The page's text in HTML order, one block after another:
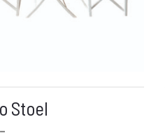
Stoel